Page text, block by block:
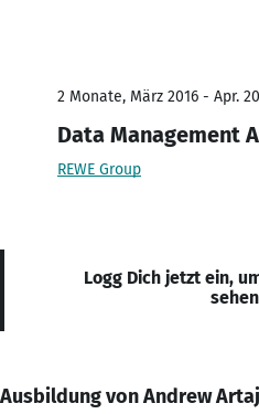
2 Monate, März 2016 - Apr.
Data Management
REWE Group
Logg Dich jetzt ein,
Ausbildung von Andrew